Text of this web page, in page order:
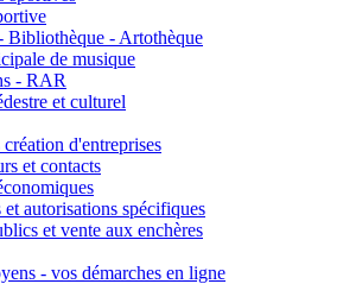
Bibliothèque - Artothèque
de musique
- RAR
et culturel
d'entreprises
et contacts
autorisations spécifiques
et vente aux enchères
- vos démarches en ligne